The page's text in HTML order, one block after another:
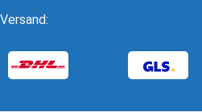
Versand: